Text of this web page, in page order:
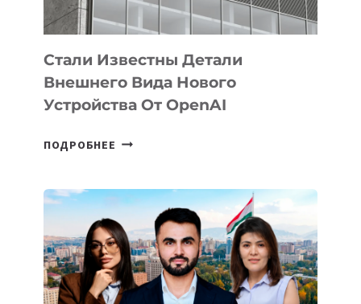
ИНТЕЛЛЕКТА
Стали Известны Детали
Внешнего Вида Нового
Устройства От OpenAI
ПОДРОБНЕЕ СТАЛИ
ВНЕШНЕГО
ВИДА
НОВОГО
УСТРОЙСТВА
ОТ
OPENAI